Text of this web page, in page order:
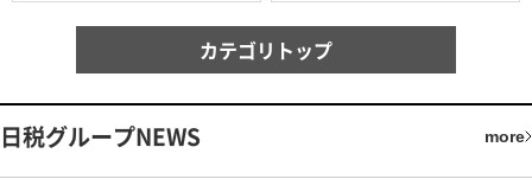
カテゴリトップ
日税グループNEWS more